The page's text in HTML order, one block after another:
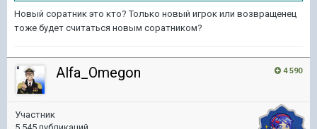
Новый соратник это кто? Только новый игрок или возвращенец
тоже будет считаться новым соратником?
4 590
Alfa_Omegon
Участник